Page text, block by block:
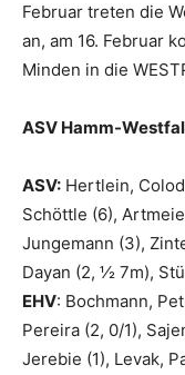
Februar treten die
an, am 16. Februar
Minden in die
ASV Hamm-
ASV: Hertlein,
Schöttle (6),
Jungemann (3),
Dayan (2, ½ 7m),
EHV: Bochmann,
Pereira (2, 0/1),
Jerebie (1), Levak,